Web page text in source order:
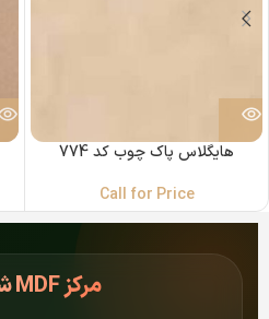
هایگلاس پاک چوب کد 774
Call for Price
مرکزMDF شمشاد